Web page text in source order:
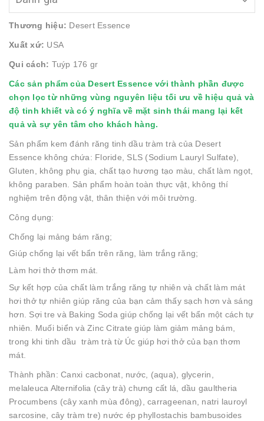
Thương hiệu: Desert Essence
Xuất xứ: USA
Qui cách: Tuýp 176 gr
Các sản phẩm của Desert Essence với thành phần được
chọn lọc từ những vùng nguyên liệu tối ưu về hiệu quả và
độ tinh khiết và có ý nghĩa về mặt sinh thái mang lại kết
quả và sự yên tâm cho khách hàng.
Sản phẩm kem đánh răng tinh dầu tràm trà của Desert
Essence không chứa: Floride, SLS (Sodium Lauryl Sulfate),
Gluten, không phụ gia, chất tạo hương tạo màu, chất làm ngọt,
không paraben. Sản phẩm hoàn toàn thực vật, không thí
nghiệm trên động vật, thân thiện với môi trường.
Công dụng:
Chống lại mảng bám răng;
Giúp chống lại vết bẩn trên răng, làm trắng răng;
Làm hơi thở thơm mát.
Sự kết hợp của chất làm trắng răng tự nhiên và chất làm mát
hơi thở tự nhiên giúp răng của bạn cảm thấy sạch hơn và sáng
hơn. Sợi tre và Baking Soda giúp chống lại vết bẩn một cách tự
nhiên. Muối biển và Zinc Citrate giúp làm giảm mảng bám,
trong khi tinh dầu tràm trà từ Úc giúp hơi thở của bạn thơm
mát.
Thành phần: Canxi cacbonat, nước, (aqua), glycerin,
melaleuca Alternifolia (cây trà) chưng cất lá, dầu gaultheria
Procumbens (cây xanh mùa đông), carrageenan, natri lauroyl
sarcosine, cây tràm tre) nước ép phyllostachis bambusoides